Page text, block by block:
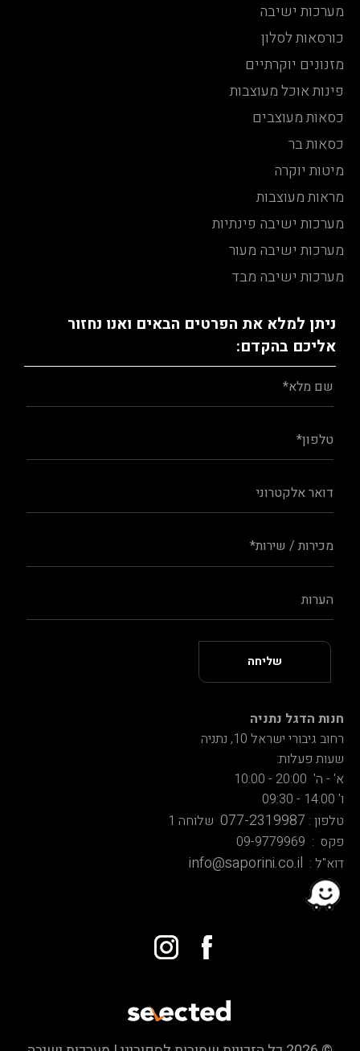
מערכות ישיבה
כורסאות לסלון
מזנונים יוקרתיים
פינות אוכל מעוצבות
כסאות מעוצבים
כסאות בר
מיטות יוקרה
מראות מעוצבות
מערכות ישיבה פינתיות
מערכות ישיבה מעור
מערכות ישיבה מבד
ניתן למלא את הפרטים הבאים ואנו נחזור
אליכם בהקדם:
חנות הדגל נתניה
רחוב גיבורי ישראל 10, נתניה
שעות פעלות:
א' - ה' 20:00 - 10:00
ו' 14:00 - 09:30
טלפון : 077-2319987 שלוחה 1
פקס : 09-9779969
דוא"ל : info@saporini.co.il